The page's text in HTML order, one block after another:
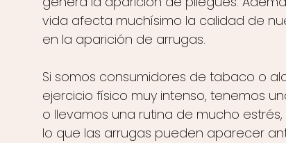
vida afecta muchísimo la calidad de
en la aparición de arrugas.
Si somos consumidores de tabaco o
ejercicio físico muy intenso, tenemos
o llevamos una rutina de mucho
lo que las arrugas pueden aparecer